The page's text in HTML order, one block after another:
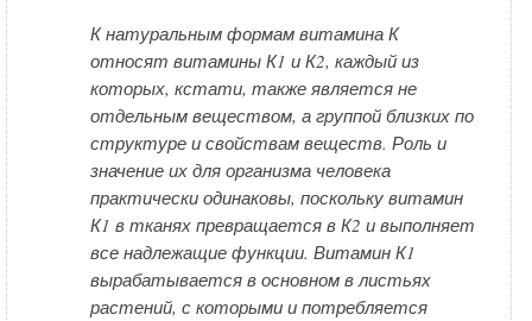
К натуральным формам витамина К
относят витамины К1 и К2, каждый из
которых, кстати, также является не
отдельным веществом, а группой близких по
структуре и свойствам веществ. Роль и
значение их для организма человека
практически одинаковы, поскольку витамин
К1 в тканях превращается в К2 и выполняет
все надлежащие функции. Витамин К1
вырабатывается в основном в листьях
растений, с которыми и потребляется